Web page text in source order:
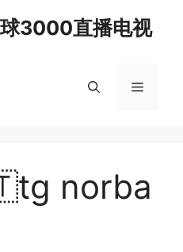
3000直播电视
Menu
norba